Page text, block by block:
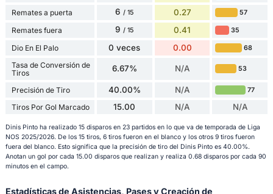
Remates a puerta 6 / 15 0.27 57
Remates fuera 9 / 15 0.41 35
Dio En El Palo 0 veces 0.00 68
Tasa de Conversión de
Tiros
6.67% N/A 53
Precisión de Tiro 40.00% N/A 77
Tiros Por Gol Marcado 15.00 N/A N/A
Dinis Pinto ha realizado 15 disparos en 23 partidos en lo que va de temporada de Liga
NOS 2025/2026. De los 15 tiros, 6 tiros fueron en el blanco y los otros 9 tiros fueron
fuera del blanco. Esto significa que la precisión de tiro del Dinis Pinto es 40.00%.
Anotan un gol por cada 15.00 disparos que realizan y realiza 0.68 disparos por cada 90
minutos en el campo.
Estadísticas de Asistencias, Pases y Creación de